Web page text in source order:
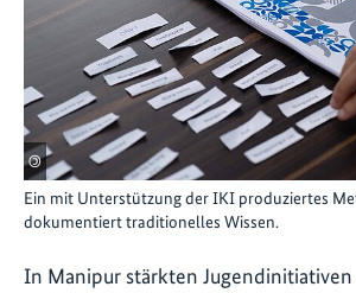
©
Ein mit Unterstützung der IKI produziertes
dokumentiert traditionelles Wissen.
In Manipur stärkten Jugendinitiativen